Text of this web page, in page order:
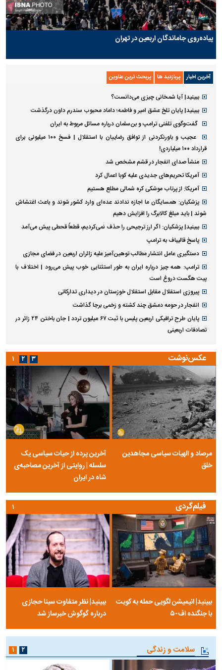
پیاده‌روی جاماندگان اربعین در تهران
آخرین اخبار پربازدید ها پربحث ترین عناوین
ببینید| آیا شمخانی چیزی می‌دانست؟
ببینید| پایان تلخ عشق امیر و فاطمه؛ داماد محبوب سندرم داون درگذشت
گفت‌وگوی تلفنی ترامپ و بن‌سلمان درباره مسائل مربوط به ایران
عجیب و باورنکردنی از توافق رضاییان با استقلال | فسخ ۱۰۰ میلیونی برای
قرارداد ۱۰۰ میلیاردی!
منشأ صدای انفجار در قشم مشخص شد
آمریکا تحریم‌های جدیدی علیه کوبا اعمال کرد
آمریکا: از پرتاب موشکی کره شمالی مطلع هستیم
پزشکیان: همسایگان ما اجازه ندادند عده‌ای وارد کشور شوند و باعث اغتشاش
شوند | باید مبلغ کالابرگ را افزایش دهیم
ببینید| پزشکیان: اگر ارز ترجیحی را حذف نمی‌کردیم، قطعاً قحطی پیش می‌آمد
پاسخ قالیباف به ترامپ
دستگیری عامل انتشار مطالب توهین‌آمیز علیه زائران اربعین در فضای مجازی
ترامپ: همه چیز درباره ایران به طور استثنایی خوب پیش می‌رود | اختلاف با
پیت هگست دروغ است
پیروزی استقلال مقابل استقلال خوزستان در دیداری تدارکاتی
انفجار در حومه دمشق چند کشته و زخمی برجا گذاشت
پایان طرح ترافیکی اربعین پلیس با ثبت ۶۷ میلیون تردد | جان باختن ۲۴ زائر در
تصادفات اربعینی
عکس‌نوشت
مرصاد و الهیات سیاسی مجاهدین
خلق
آخرین پرده از حیات سیاسی یک
سلسله | روایتی از آخرین مصاحبه‌ی
شاه در ایران
۱ ۲ ۳
فیلم‌گردی
ببینید| انیمیشن لگویی حمله به کویت
با جنگنده اف-۵
ببینید| نظر متفاوت سینا حجازی
درباره گوگوش خبرساز شد
۱
سلامت و زندگی ۱ ۲